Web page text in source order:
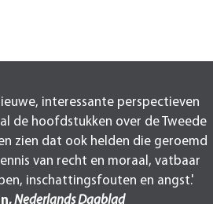
interessante perspectieven
de hoofdstukken over de Tweede
zien dat ook helden die geroemd
van recht en moraal, vatbaar
inschattingsfouten en angst.'
Nederlands Dagblad